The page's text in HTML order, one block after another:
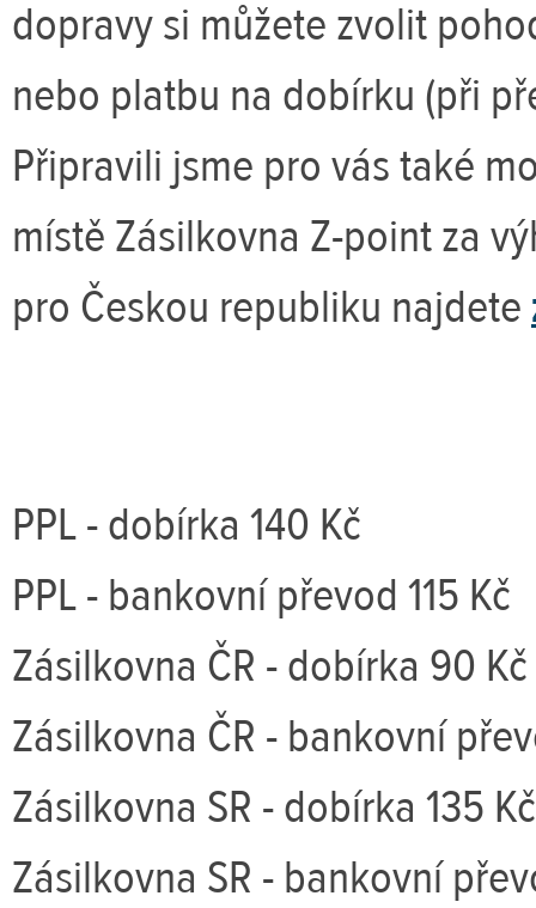
dopravy si můžete zvolit
nebo platbu na dobírku (při
Připravili jsme pro vás také
místě Zásilkovna Z-point za
pro Českou republiku najdete
PPL - dobírka 140 Kč
PPL - bankovní převod 115 Kč
Zásilkovna ČR - dobírka 90 Kč
Zásilkovna ČR - bankovní
Zásilkovna SR - dobírka 135 Kč
Zásilkovna SR - bankovní